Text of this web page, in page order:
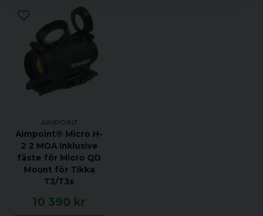
AIMPOINT
Aimpoint® Micro H-
2 2 MOA Inklusive
fäste för Micro QD
Mount för Tikka
T3/T3x
10 390 kr